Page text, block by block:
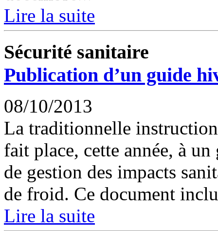
Lire la suite
Sécurité sanitaire
Publication d’un guide
08/10/2013
La traditionnelle
fait place, cette année, à
de gestion des impacts
de froid. Ce document
Lire la suite